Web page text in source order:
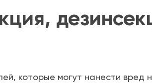
которые могут нанести вред